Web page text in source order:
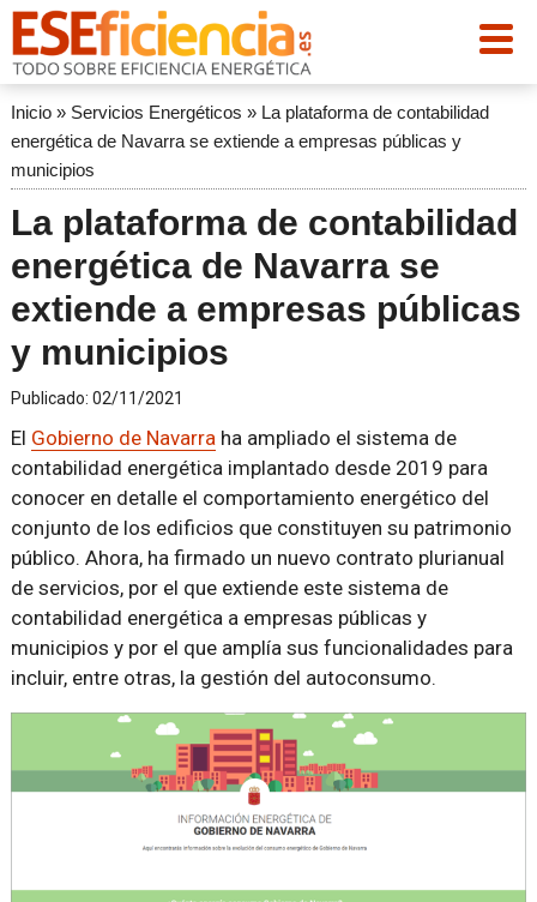
Inicio» Servicios Energéticos » La plataforma de contabilidad
energética de Navarra se extiende a empresas públicas y
municipios
La plataforma de contabilidad
energética de Navarra se
extiende a empresas públicas
y municipios
Publicado: 02/11/2021
El Gobierno de Navarraha ampliado el sistema de
contabilidad energética implantado desde 2019 para
conocer en detalle el comportamiento energético del
conjunto de los edificios que constituyen su patrimonio
público. Ahora, ha firmado un nuevo contrato plurianual
de servicios, por el que extiende este sistema de
contabilidad energética a empresas públicas y
municipios y por el que amplía sus funcionalidades para
incluir, entre otras, la gestión del autoconsumo.